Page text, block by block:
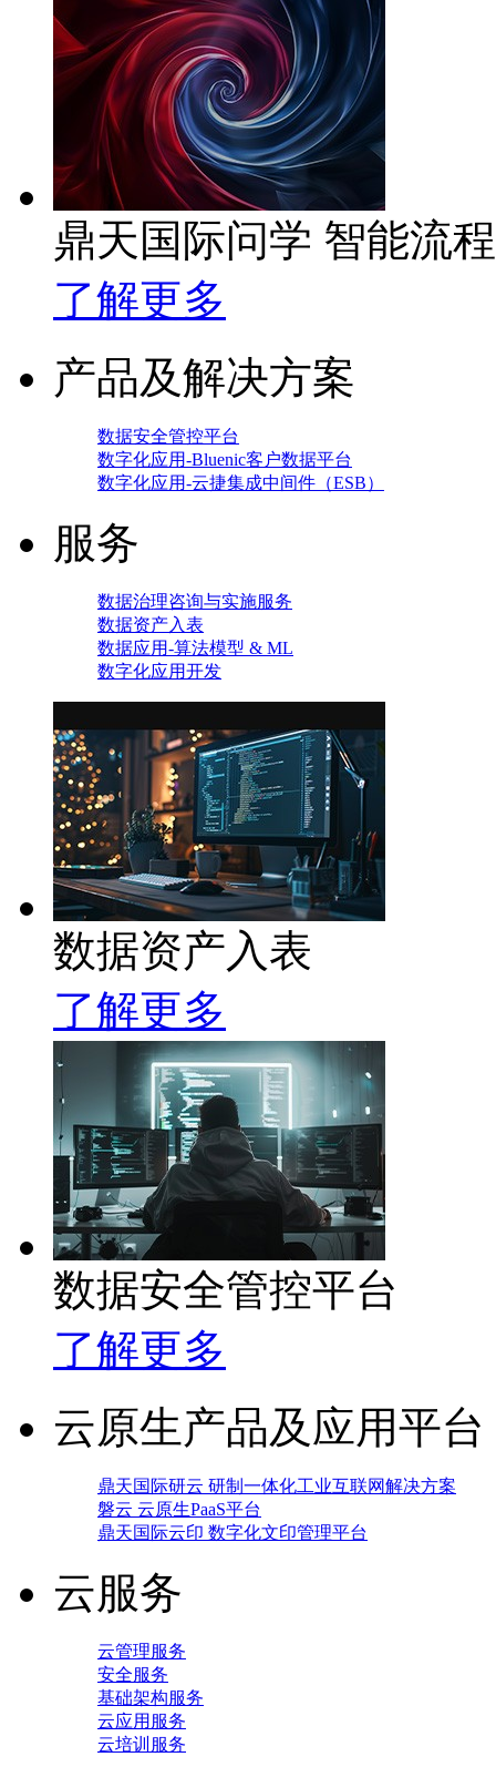
鼎天国际问学 智能流
了解更多
产品及解决方案
数据安全管控平台
数字化应用-Bluenic客户数据平台
数字化应用-云捷集成中间件（ESB）
服务
数据治理咨询与实施服务
数据资产入表
数据应用-算法模型 & ML
数字化应用开发
数据资产入表
了解更多
数据安全管控平台
了解更多
云原生产品及应用平台
鼎天国际研云 研制一体化工业互联网解决方案
磐云 云原生PaaS平台
鼎天国际云印 数字化文印管理平台
云服务
云管理服务
安全服务
基础架构服务
云应用服务
云培训服务